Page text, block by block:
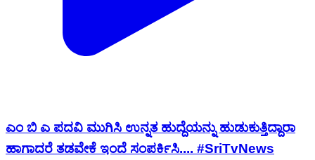
ಎಂ ಬಿ ಎ ಪದವಿ ಮುಗಿಸಿ ಉನ್ನತ ಹುದ್ದೆಯನ್ನು ಹುಡುಕುತ್ತಿದ್ದಾರಾ
ಹಾಗಾದರೆ ತಡವೇಕೆ ಇಂದೆ ಸಂಪರ್ಕಿಸಿ.... #SriTvNews